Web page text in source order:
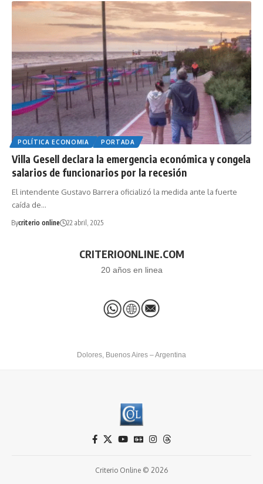
POLÍTICA ECONOMIA PORTADA
Villa Gesell declara la emergencia económica y congela
salarios de funcionarios por la recesión
El intendente Gustavo Barrera oficializó la medida ante la fuerte
caída de…
Bycriterio online 22 abril, 2025
CRITERIOONLINE.COM
20 años en linea
Dolores, Buenos Aires – Argentina
Criterio Online © 2026